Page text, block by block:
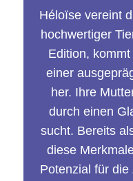
Héloïse vereint
hochwertiger
Edition,
einer
her. Ihre
durch einen
sucht. Bereits
diese
Potenzial für